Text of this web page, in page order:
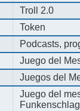
Troll 2.0
Token
Podcasts,
Juego del
Juegos del
Juego del